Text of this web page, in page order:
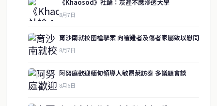
《Khaosod》社論：灰產不應滲透大學
8月7日
育沙南就校園槍擊案 向罹難者及傷者家屬致以慰問
8月7日
阿努庭歡迎緬甸領導人敏昂萊訪泰 多議題會談
8月6日
房地產